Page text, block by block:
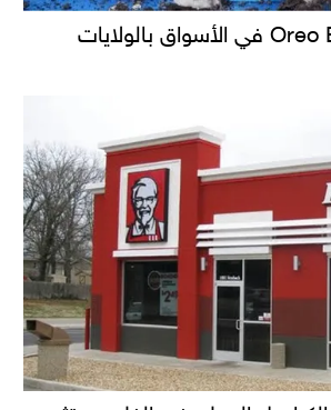
أوريو تُطلق Oreo Bites في الأسواق بالولايات